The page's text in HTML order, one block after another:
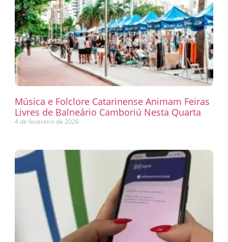
Música e Folclore Catarinense Animam Feiras
Livres de Balneário Camboriú Nesta Quarta
4 de fevereiro de 2026